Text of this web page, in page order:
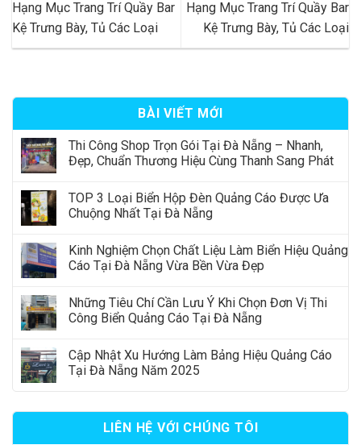
Hạng Mục Trang Trí Quầy Bar
Kệ Trưng Bày, Tủ Các Loại
Hạng Mục Trang Trí Quầy Bar
Kệ Trưng Bày, Tủ Các Loại
BÀI VIẾT MỚI
Thi Công Shop Trọn Gói Tại Đà Nẵng – Nhanh,
Đẹp, Chuẩn Thương Hiệu Cùng Thanh Sang Phát
TOP 3 Loại Biển Hộp Đèn Quảng Cáo Được Ưa
Chuộng Nhất Tại Đà Nẵng
Kinh Nghiệm Chọn Chất Liệu Làm Biển Hiệu Quảng
Cáo Tại Đà Nẵng Vừa Bền Vừa Đẹp
Những Tiêu Chí Cần Lưu Ý Khi Chọn Đơn Vị Thi
Công Biển Quảng Cáo Tại Đà Nẵng
Cập Nhật Xu Hướng Làm Bảng Hiệu Quảng Cáo
Tại Đà Nẵng Năm 2025
LIÊN HỆ VỚI CHÚNG TÔI